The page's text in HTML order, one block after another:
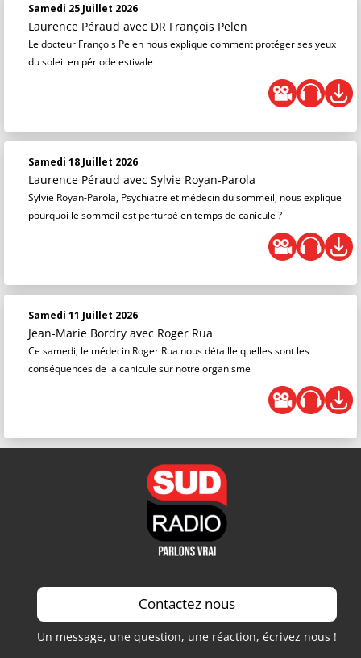
Samedi 25 Juillet 2026
Laurence Péraud avec DR François Pelen
Le docteur François Pelen nous explique comment protéger ses yeux
du soleil en période estivale
Samedi 18 Juillet 2026
Laurence Péraud avec Sylvie Royan-Parola
Sylvie Royan-Parola, Psychiatre et médecin du sommeil, nous explique
pourquoi le sommeil est perturbé en temps de canicule ?
Samedi 11 Juillet 2026
Jean-Marie Bordry avec Roger Rua
Ce samedi, le médecin Roger Rua nous détaille quelles sont les
conséquences de la canicule sur notre organisme
Contactez nous
Un message, une question, une réaction, écrivez nous !